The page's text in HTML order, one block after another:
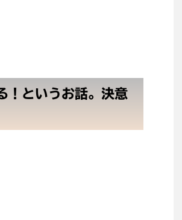
！というお話。決意